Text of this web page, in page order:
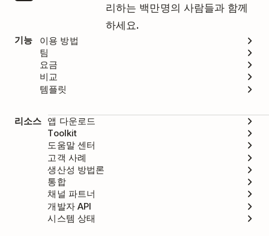
리하는 백만명의 사람들과 함께
하세요.
기능
이용 방법
팀
요금
비교
템플릿
리소스 앱 다운로드
Toolkit
도움말 센터
고객 사례
생산성 방법론
통합
채널 파트너
개발자 API
시스템 상태